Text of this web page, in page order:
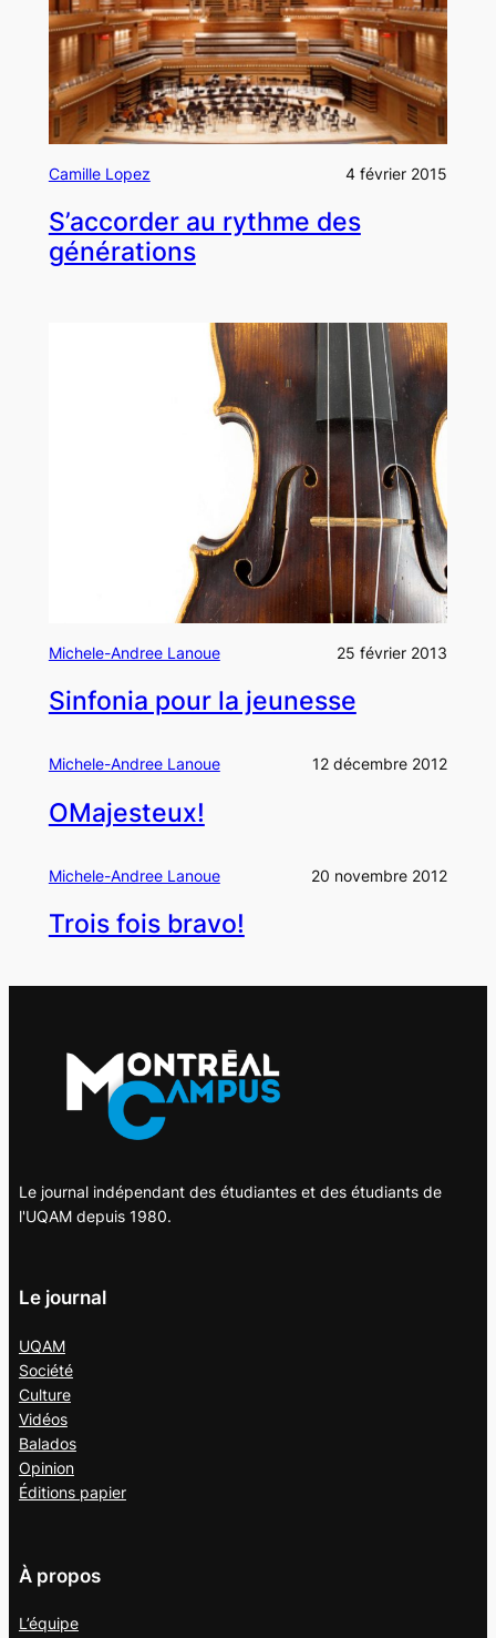
Camille Lopez 4 février 2015
S’accorder au rythme des
générations
Michele-Andree Lanoue 25 février 2013
Sinfonia pour la jeunesse
Michele-Andree Lanoue 12 décembre 2012
OMajesteux!
Michele-Andree Lanoue 20 novembre 2012
Trois fois bravo!
Le journal indépendant des étudiantes et des étudiants de
l'UQAM depuis 1980.
Le journal
UQAM
Société
Culture
Vidéos
Balados
Opinion
Éditions papier
À propos
L’équipe